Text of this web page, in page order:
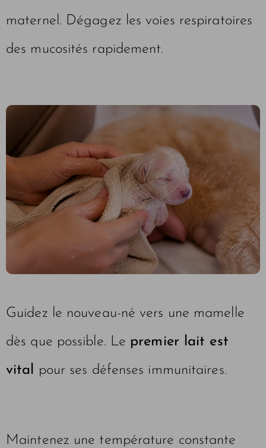
maternel. Dégagez les voies respiratoires
des mucosités rapidement.
Guidez le nouveau-né vers une mamelle
dès que possible. Le premier lait est
vital pour ses défenses immunitaires.
Maintenez une température constante